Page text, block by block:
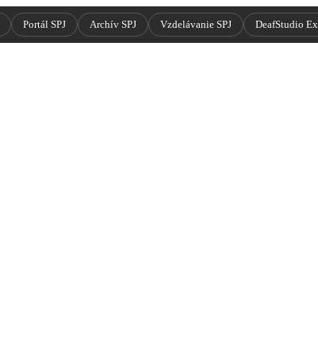
Portál SPJ Archív SPJ Vzdelávanie SPJ DeafStudio